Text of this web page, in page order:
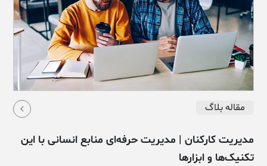
مقاله بلاگ
مدیریت کارکنان | مدیریت حرفه‌ای منابع انسانی با این
تکنیک‌ها و ابزارها